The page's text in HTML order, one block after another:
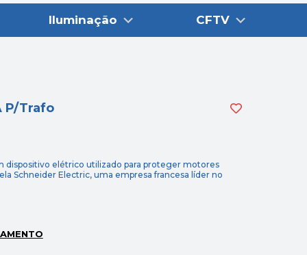
Iluminação CFTV
P/Trafo
dispositivo elétrico utilizado para proteger motores
Schneider Electric, uma empresa francesa líder no